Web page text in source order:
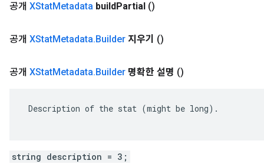
공개 XStatMetadata buildPartial ()
공개 XStatMetadata.Builder 지우기 ()
공개 XStatMetadata.Builder 명확한 설명 ()
Description of the stat (might be long).
string description = 3;